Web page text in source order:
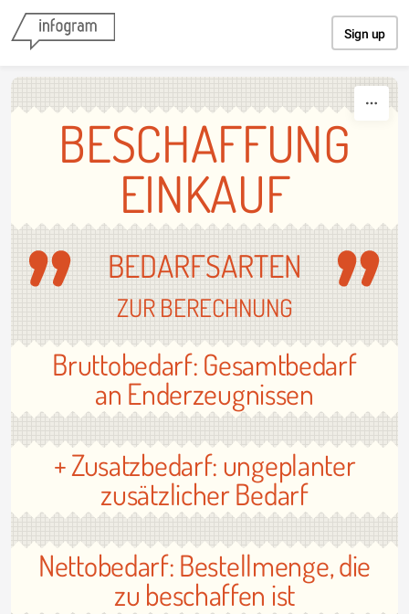
Sign up
BESCHAFFUNG
EINKAUF
BEDARFSARTEN
ZUR BERECHNUNG
Bruttobedarf: Gesamtbedarf
an Enderzeugnissen
+ Zusatzbedarf: ungeplanter
zusätzlicher Bedarf
Nettobedarf: Bestellmenge, die
zu beschaffen ist